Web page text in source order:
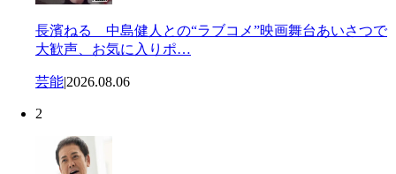
長濱ねる 中島健人との“ラブコメ”映画舞台あいさつで
大歓声、お気に入りポ…
芸能|2026.08.06
2